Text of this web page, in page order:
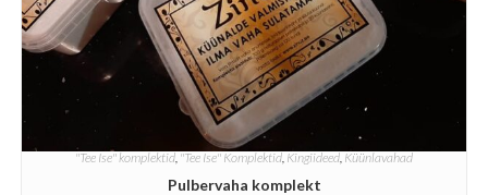
"Tee Ise" komplektid,"Tee Ise" Komplektid,Kingiideed,Küünlavahad
Pulbervaha komplekt